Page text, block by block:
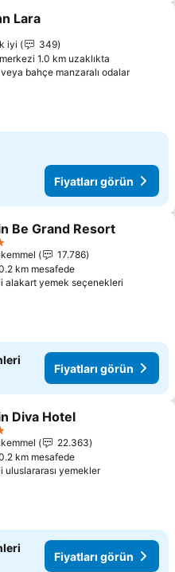
ekle
Lara
iyi
349
1.0 km uzaklıkta
bahçe manzaralı odalar
Fiyatları görün
ekle
Be Grand Resort
17.786
km mesafede
alakart yemek seçenekleri
Fiyatları görün
ekle
Diva Hotel
22.363
km mesafede
uluslararası yemeklerFiyatları
Fiyatları görün